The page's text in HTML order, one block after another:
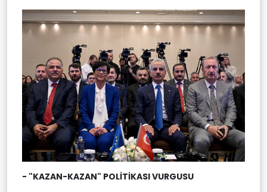
- "KAZAN-KAZAN" POLİTİKASI VURGUSU